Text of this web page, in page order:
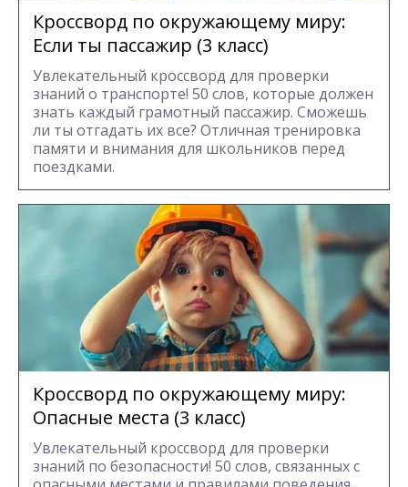
Кроссворд по окружающему миру:
Если ты пассажир (3 класс)
Увлекательный кроссворд для проверки
знаний о транспорте! 50 слов, которые должен
знать каждый грамотный пассажир. Сможешь
ли ты отгадать их все? Отличная тренировка
памяти и внимания для школьников перед
поездками.
Кроссворд по окружающему миру:
Опасные места (3 класс)
Увлекательный кроссворд для проверки
знаний по безопасности! 50 слов, связанных с